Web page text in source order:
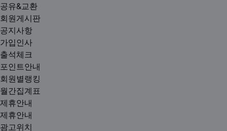
공유&교환
회원게시판
공지사항
가입인사
출석체크
포인트안내
회원별랭킹
월간집계표
제휴안내
제휴안내
광고위치